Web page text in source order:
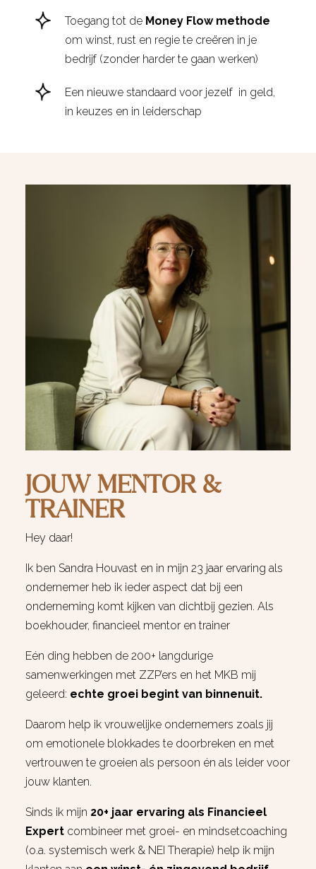
Toegang tot deMoney Flow methode
om winst, rust en regie te creëren in je
bedrijf (zonder harder te gaan werken)
Een nieuwe standaard voor jezelf in geld,
in keuzes en in leiderschap
JOUW MENTOR &
TRAINER
Hey daar!
Ik ben Sandra Houvast en in mijn 23 jaar ervaring als
ondernemer heb ik ieder aspect dat bij een
onderneming komt kijken van dichtbij gezien. Als
boekhouder, financieel mentor en trainer
Eén ding hebben de 200+ langdurige
samenwerkingen met ZZP’ers en het MKB mij
geleerd: echte groei begint van binnenuit.
Daarom help ik vrouwelijke ondernemers zoals jij
om emotionele blokkades te doorbreken en met
vertrouwen te groeien als persoon én als leider voor
jouw klanten.
Sinds ik mijn 20+ jaar ervaring als Financieel
Expertcombineer met groei- en mindsetcoaching
(o.a. systemisch werk & NEI Therapie) help ik mijn